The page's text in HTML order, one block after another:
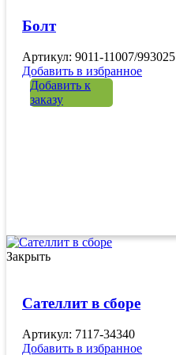
Болт
Артикул: 9011-11007/993025
Добавить в избранное
Добавить к
заказу
Закрыть
Сателлит в сборе
Артикул: 7117-34340
Добавить в избранное